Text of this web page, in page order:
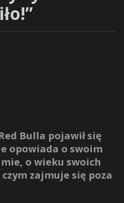
Bulla pojawił się
opowiada o swoim
o wieku swoich
zajmuje się poza